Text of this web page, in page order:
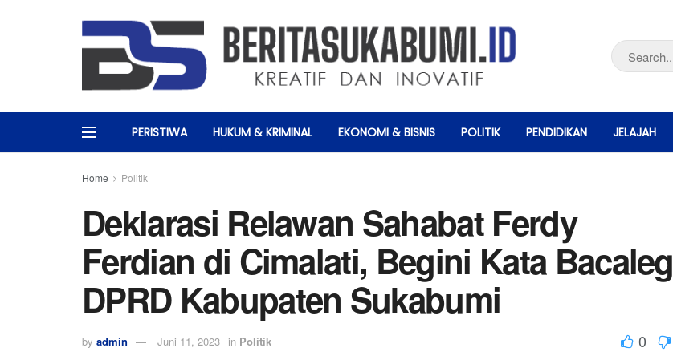
PERISTIWA HUKUM & KRIMINAL EKONOMI & BISNIS POLITIK PENDIDIKAN JELAJAH
Home Politik
Deklarasi Relawan Sahabat Ferdy
Ferdian di Cimalati, Begini Kata Bacaleg
DPRD Kabupaten Sukabumi
by admin Juni 11, 2023 in Politik 0